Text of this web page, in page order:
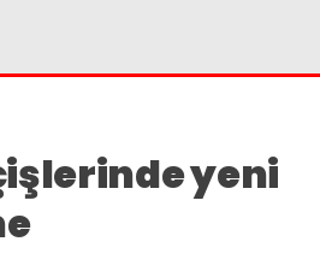
Youtube
yeni